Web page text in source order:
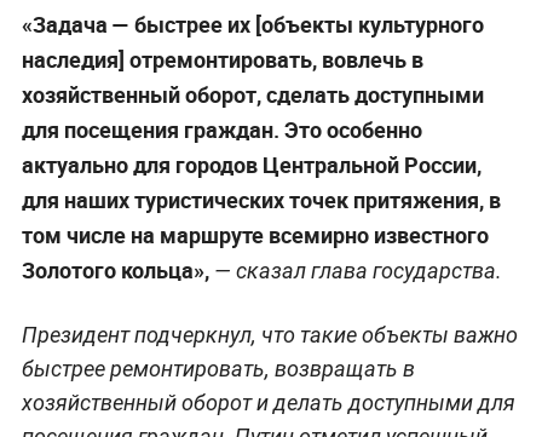
«Задача — быстрее их [объекты культурного
наследия] отремонтировать, вовлечь в
хозяйственный оборот, сделать доступными
для посещения граждан. Это особенно
актуально для городов Центральной России,
для наших туристических точек притяжения, в
том числе на маршруте всемирно известного
Золотого кольца», — сказал глава государства.
Президент подчеркнул, что такие объекты важно
быстрее ремонтировать, возвращать в
хозяйственный оборот и делать доступными для